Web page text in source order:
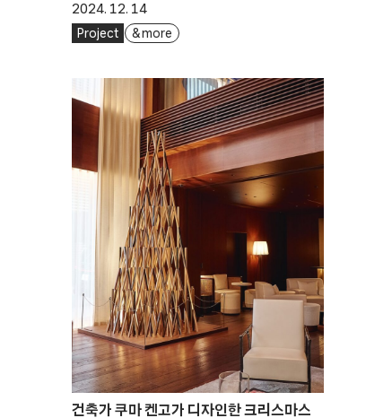
2024. 12. 14
Project & more
건축가 쿠마 켄고가 디자인한 크리스마스